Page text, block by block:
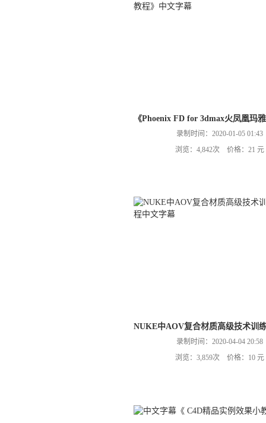
《Phoenix FD for 3dmax火凤凰玛
录制时间：2020-01-05 01:43
浏览：4,842次 价格：21 元
NUKE中AOV复合材质高级技术训
录制时间：2020-04-04 20:58
浏览：3,859次 价格：10 元